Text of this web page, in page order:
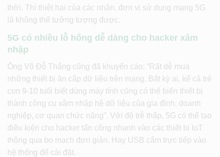
thời. Thì thiệt hại của các nhân, đơn vị sử dụng mạng 5G
là không thể tưởng tượng được.
5G có nhiều lỗ hổng dễ dàng cho hacker xâm
nhập
Ông Võ Đỗ Thắng cũng đã khuyến cáo: “Rất dễ mua
những thiết bị ăn cắp dữ liệu trên mạng. Bất kỳ ai, kể cả trẻ
con 9-10 tuổi biết dùng máy tính cũng có thể biến thiết bị
thành công cụ xâm nhập hệ dữ liệu của gia đình, doanh
nghiệp, cơ quan chức năng”. Với độ trễ thấp, 5G có thể tạo
điều kiện cho hacker tấn công nhanh vào các thiết bị IoT
thông qua bo mạch đơn giản. Hay USB cắm trực tiếp vào
hệ thống để cài đặt.